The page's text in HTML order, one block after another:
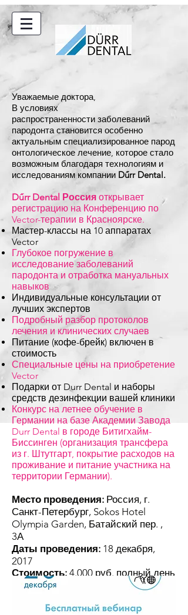
Уважаемые доктора,
В условиях
распространенности заболеваний
пародонта становится особенно
актуальным специализированное парод
онтологическое лечение, которое стало
возможным благодаря технологиям и
исследованиям компании Dűrr Dental.
Dűrr Dental Россия открывает
регистрацию на Конференцию по
Vector-терапии в Красноярске.
Мастер-классы на 10 аппаратах
Vector
Глубокое погружение в
исследование заболеваний
пародонта и отработка мануальных
навыков
Индивидуальные консультации от
лучших экспертов
Подробный разбор протоколов
лечения и клинических случаев
Питание (кофе-брейк) включен в
стоимость
Специальные цены на приобретение
Vector
Подарки от Durr Dental и наборы
средств дезинфекции вашей клиники
Конкурс на летнее обучение в
Германии на базе Академии Завода
Durr Dental в городе Битигхайм-
Биссинген (организация трансфера
из г. Штутгарт, покрытие расходов на
проживание и питание участника на
территории Германии).
Место проведения: Россия, г.
Санкт-Петербург, Sokos Hotel
Olympia Garden, Батайский пер. ,
3А
Даты проведения: 18 декабря,
2017
Стоимость: 4.000 руб. полный день
теории и практики